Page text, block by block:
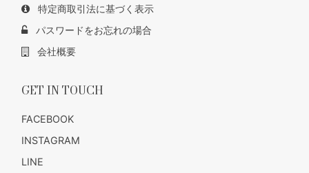
特定商取引法に基づく表示
パスワードをお忘れの場合
会社概要
GET IN TOUCH
FACEBOOK
INSTAGRAM
LINE